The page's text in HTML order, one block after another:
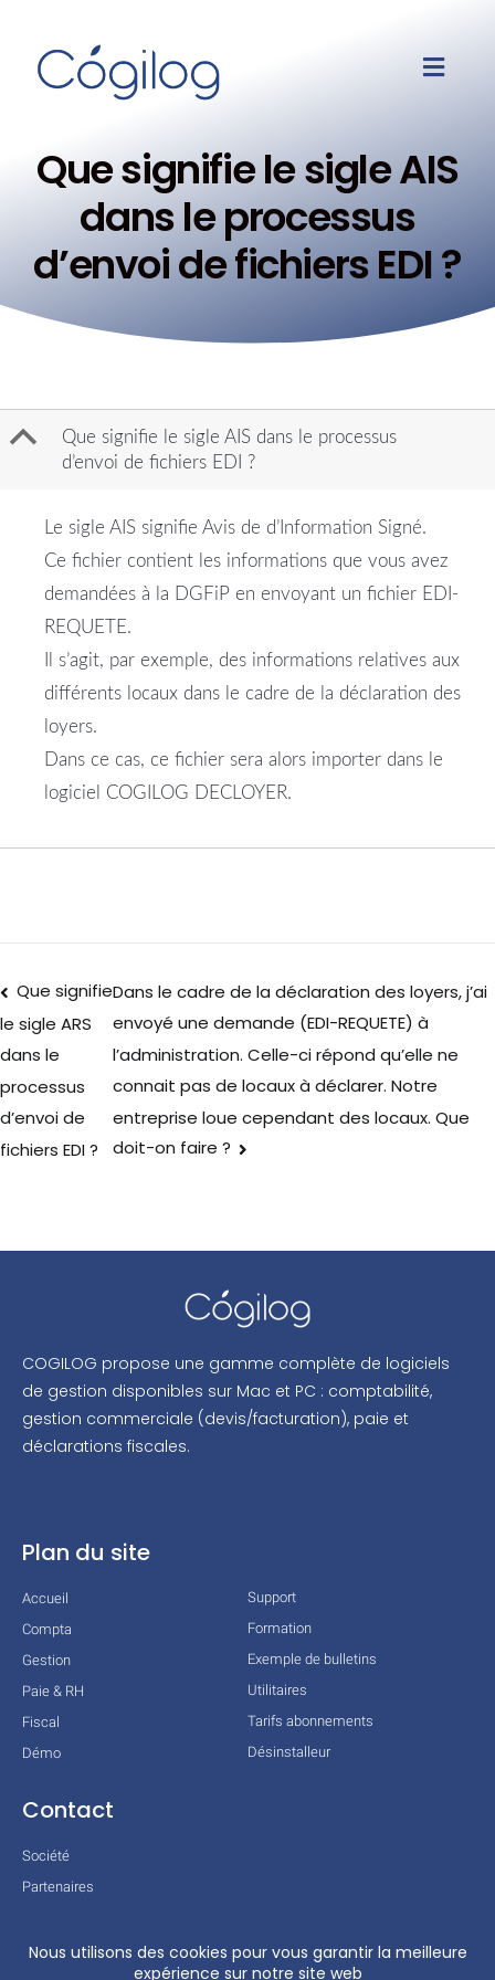
Que signifie le sigle AIS
dans le processus
d’envoi de fichiers EDI ?
B
Que signifie le sigle AIS dans le processus
d’envoi de fichiers EDI ?
Le sigle AIS signifie Avis de d’Information Signé.
Ce fichier contient les informations que vous avez
demandées à la DGFiP en envoyant un fichier EDI-
REQUETE.
Il s’agit, par exemple, des informations relatives aux
différents locaux dans le cadre de la déclaration des
loyers.
Dans ce cas, ce fichier sera alors importer dans le
logiciel COGILOG DECLOYER.
Que signifie
le sigle ARS
dans le
processus
d’envoi de
fichiers EDI ?
Dans le cadre de la déclaration des loyers, j’ai
envoyé une demande (EDI-REQUETE) à
l’administration. Celle-ci répond qu’elle ne
connait pas de locaux à déclarer. Notre
entreprise loue cependant des locaux. Que
doit-on faire ?
COGILOG propose une gamme complète de logiciels
de gestion disponibles sur Mac et PC : comptabilité,
gestion commerciale (devis/facturation), paie et
déclarations fiscales.
Plan du site
Accueil
Compta
Gestion
Paie & RH
Fiscal
Démo
Support
Formation
Exemple de bulletins
Utilitaires
Tarifs abonnements
Désinstalleur
Contact
Société
Partenaires
Mentions légales